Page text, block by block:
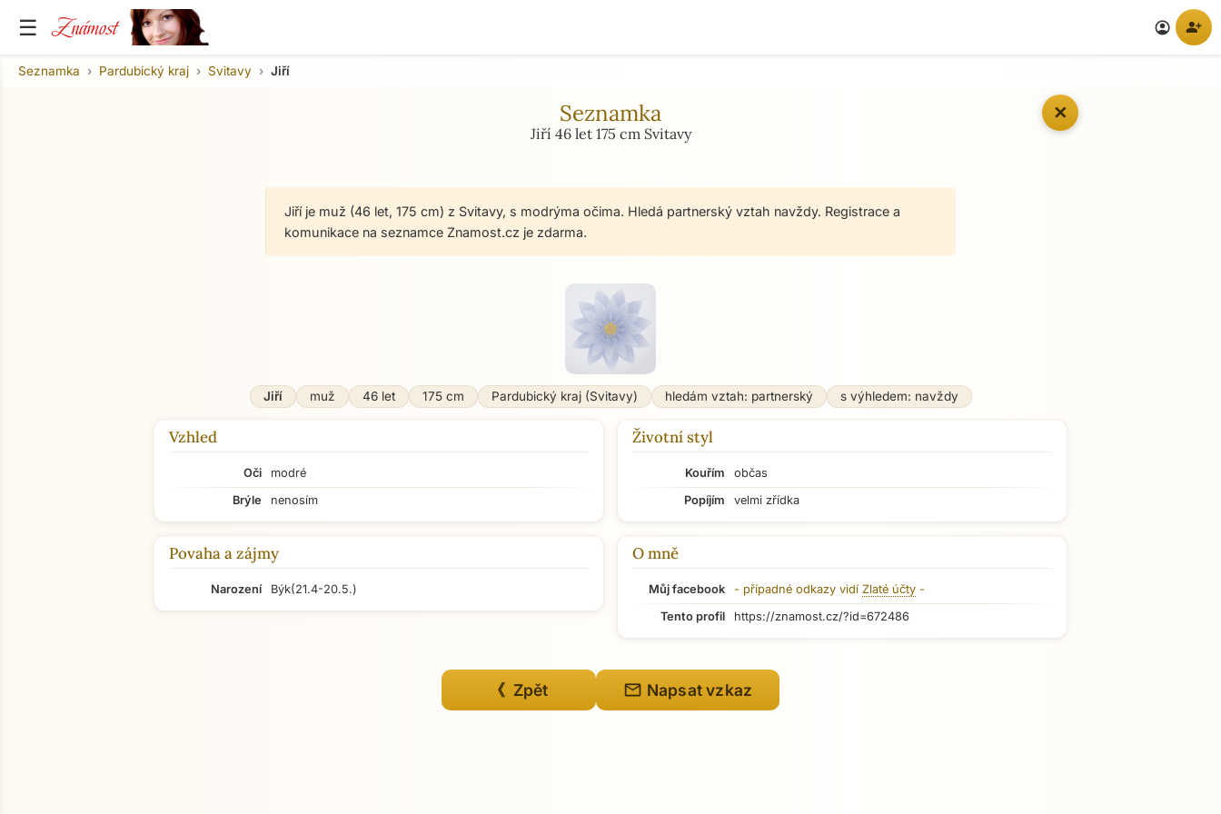
☰ Známost account_circle person_add
✕
Seznamka Pardubický kraj Svitavy Jiří
Seznamka
Jiří 46 let 175 cm Svitavy
Jiří je muž (46 let, 175 cm) z Svitavy, s modrýma očima. Hledá partnerský vztah navždy. Registrace a
komunikace na seznamce Znamost.cz je zdarma.
Jiří muž 46 let 175 cm Pardubický kraj (Svitavy) hledám vztah: partnerský s výhledem: navždy
Vzhled
Oči
modré
Brýle
nenosím
Povaha a zájmy
Narození Býk(21.4-20.5.)
Životní styl
Kouřím
občas
Popíjím
velmi zřídka
O mně
Můj facebook - případné odkazy vidí Zlaté účty -
Tento profil
https://znamost.cz/?id=672486
《 Zpět mail Napsat vzkaz